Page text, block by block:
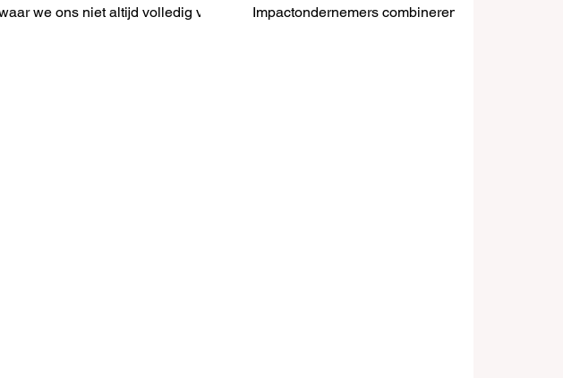
we ons niet altijd volledig van
Impactondernemers combineren